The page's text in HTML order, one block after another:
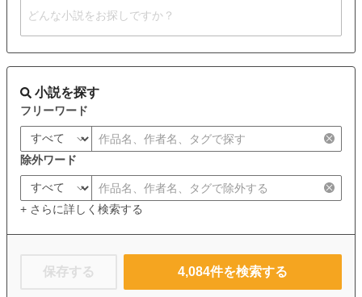
小説を探す
フリーワード
除外ワード
+ さらに詳しく検索する
保存する 4,084件を検索する